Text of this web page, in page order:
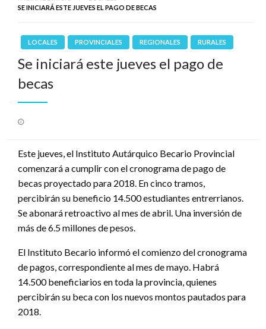
SE INICIARÁ ESTE JUEVES EL PAGO DE BECAS
LOCALES PROVINCIALES REGIONALES RURALES
Se iniciará este jueves el pago de
becas
Este jueves, el Instituto Autárquico Becario Provincial
comenzará a cumplir con el cronograma de pago de
becas proyectado para 2018. En cinco tramos,
percibirán su beneficio 14.500 estudiantes entrerrianos.
Se abonará retroactivo al mes de abril. Una inversión de
más de 6.5 millones de pesos.
El Instituto Becario informó el comienzo del cronograma
de pagos, correspondiente al mes de mayo. Habrá
14.500 beneficiarios en toda la provincia, quienes
percibirán su beca con los nuevos montos pautados para
2018.